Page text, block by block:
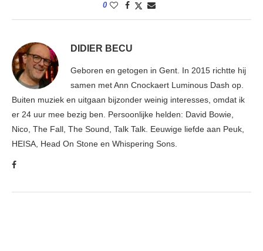
0
DIDIER BECU
Geboren en getogen in Gent. In 2015 richtte hij
samen met Ann Cnockaert Luminous Dash op.
Buiten muziek en uitgaan bijzonder weinig interesses, omdat ik
er 24 uur mee bezig ben. Persoonlijke helden: David Bowie,
Nico, The Fall, The Sound, Talk Talk. Eeuwige liefde aan Peuk,
HEISA, Head On Stone en Whispering Sons.